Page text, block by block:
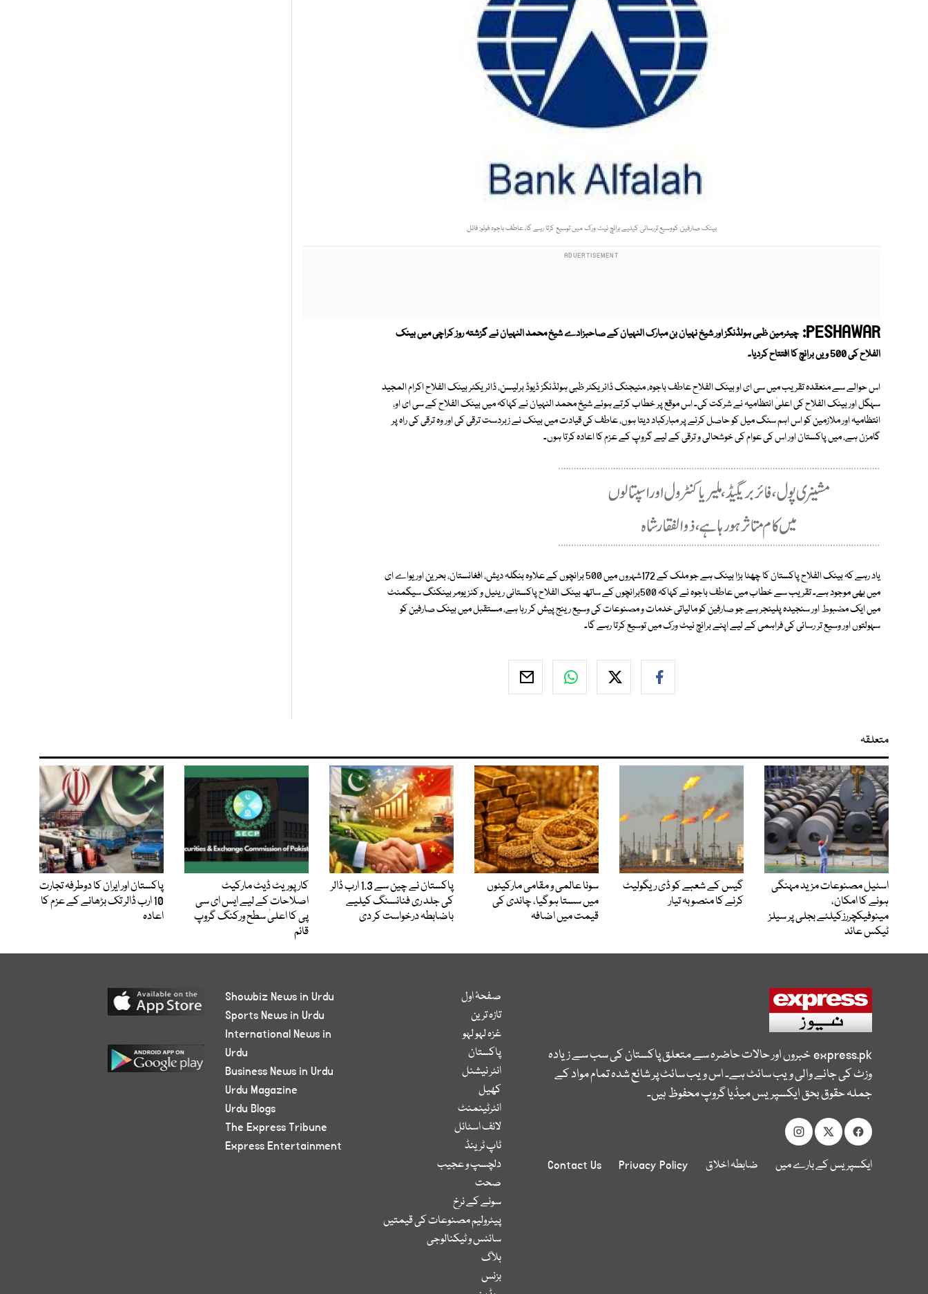
بینک صارفین کووسیع تررسائی کیلیے برانچ نیٹ ورک میں توسیع کرتا رہے گا، عاطف باجوہ فوٹو: فائل
PESHAWAR: چیئرمین ظبی ہولڈنگز اور شیخ نہیان بن مبارک النہیان کے صاحبزادے شیخ محمد النہیان نے گزشتہ روز کراچی میں بینک
الفلاح کی 500 ویں برانچ کا افتتاح کردیا۔
اس حوالے سے منعقدہ تقریب میں سی ای او بینک الفلاح عاطف باجوہ، منیجنگ ڈائریکٹر ظبی ہولڈنگز ڈیوڈ برلیسن، ڈائریکٹر بینک الفلاح اکرام المجید
سہگل اور بینک الفلاح کی اعلیٰ انتظامیہ نے شرکت کی۔ اس موقع پر خطاب کرتے ہوئے شیخ محمد النہیان نے کہاکہ میں بینک الفلاح کے سی ای او،
انتظامیہ اور ملازمین کو اس اہم سنگ میل کو حاصل کرنے پر مبارکباد دیتا ہوں، عاطف کی قیادت میں بینک نے زبردست ترقی کی اور وہ ترقی کی راہ پر
گامزن ہے، میں پاکستان اور اس کی عوام کی خوشحالی و ترقی کے لیے گروپ کے عزم کا اعادہ کرتا ہوں۔
یاد رہے کہ بینک الفلاح پاکستان کا چھٹا بڑا بینک ہے جو ملک کے 172شہروں میں 500 برانچوں کے علاوہ بنگلہ دیش، افغانستان، بحرین اور یواے ای
میں بھی موجود ہے۔ تقریب سے خطاب میں عاطف باجوہ نے کہاکہ 500برانچوں کے ساتھ بینک الفلاح پاکستانی ریٹیل و کنزیومر بینکنگ سیگمنٹ
میں ایک مضبوط اور سنجیدہ پلیئجر ہے جو صارفین کو مالیاتی خدمات و مصنوعات کی وسیع رینج پیش کر رہا ہے، مستقبل میں بینک صارفین کو
سہولتوں اور وسیع تر رسائی کی فراہمی کے لیے اپنے برانچ نیٹ ورک میں توسیع کرتا رہے گا۔
متعلقہ
اسٹیل مصنوعات مزید مہنگی
ہونے کا امکان،
مینوفیکچررزکیلئے بجلی پر سیلز
ٹیکس عائد
گیس کے شعبے کو ڈی ریگولیٹ
کرنے کا منصوبہ تیار
سونا عالمی و مقامی مارکیٹوں
میں سستا ہوگیا، چاندی کی
قیمت میں اضافہ
پاکستان نے چین سے 1.3 ارب ڈالر
کی جلد ری فنانسنگ کیلیے
باضابطہ درخواست کر دی
کارپوریٹ ڈیٹ مارکیٹ
اصلاحات کے لیے ایس ای سی
پی کا اعلیٰ سطح ورکنگ گروپ
قائم
پاکستان اور ایران کا دوطرفہ تجارت
10 ارب ڈالر تک بڑھانے کے عزم کا
اعادہ
express.pkخبروں اور حالات حاضرہ سے متعلق پاکستان کی سب سے زیادہ
وزٹ کی جانے والی ویب سائٹ ہے۔ اس ویب سائٹ پر شائع شدہ تمام مواد کے
جملہ حقوق بحق ایکسپریس میڈیا گروپ محفوظ ہیں۔
ایکسپریس کے بارے میں ضابطہ اخلاق Privacy Policy
Contact Us
صفحۂ اول
تازہ ترین
غزہ لہو لہو
پاکستان
انٹر نیشنل
کھیل
انٹرٹینمنٹ
لائف اسٹائل
ٹاپ ٹرینڈ
دلچسپ و عجیب
صحت
سونے کے نرخ
پیٹرولیم مصنوعات کی قیمتیں
سائنس و ٹیکنالوجی
بلاگ
بزنس
Showbiz News in Urdu
Sports News in Urdu
International News in
Urdu
Business News in Urdu
Urdu Magazine
Urdu Blogs
The Express Tribune
Express Entertainment